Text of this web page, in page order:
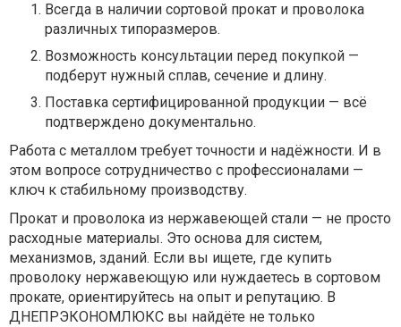
Всегда в наличии сортовой прокат и проволока
различных типоразмеров.
Возможность консультации перед покупкой —
подберут нужный сплав, сечение и длину.
Поставка сертифицированной продукции — всё
подтверждено документально.
Работа с металлом требует точности и надёжности. И в
этом вопросе сотрудничество с профессионалами —
ключ к стабильному производству.
Прокат и проволока из нержавеющей стали — не просто
расходные материалы. Это основа для систем,
механизмов, зданий. Если вы ищете, где купить
проволоку нержавеющую или нуждаетесь в сортовом
прокате, ориентируйтесь на опыт и репутацию. В
ДНЕПРЭКОНОМЛЮКС вы найдёте не только